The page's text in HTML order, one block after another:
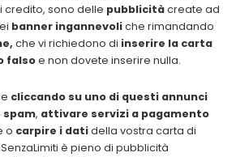
credito, sono delle pubblicitàcreate ad
banner ingannevoliche rimandando
che vi richiedono di inserire la carta
falsoe non dovete inserire nulla.
cliccando su uno di questi annunci
spam, attivare servizi a pagamento
o carpire i datidella vostra carta di
è pieno di pubblicità